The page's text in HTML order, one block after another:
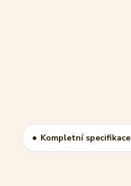
Kompletní specifikace